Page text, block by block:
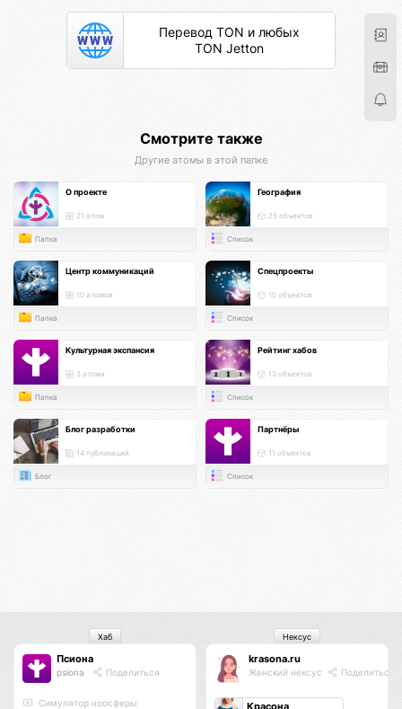
Перевод TON и любых
TON Jetton
Смотрите также
Другие атомы в этой папке
О проекте
21 атом
Папка
География
25 объектов
Список
Центр коммуникаций
10 атомов
Папка
Спецпроекты
10 объектов
Список
Культурная экспансия
3 атома
Папка
Рейтинг хабов
13 объектов
Список
Блог разработки
14 публикаций
Блог
Партнёры
11 объектов
Список
Псиона
psiona Поделиться
Cимулятор ноосферы
Хаб
krasona.ru
Женский нексус Поделиться
Нексус